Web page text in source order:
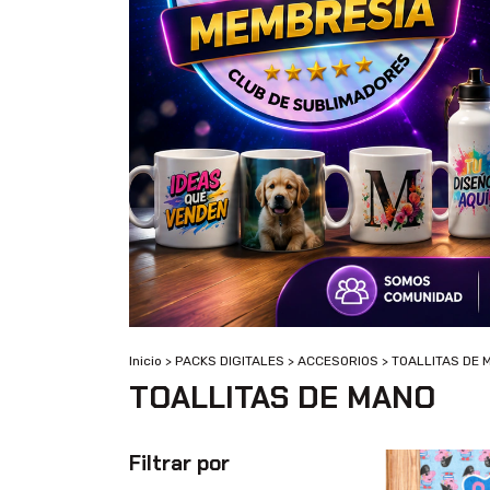
Inicio > PACKS DIGITALES > ACCESORIOS > TOALLITAS DE
TOALLITAS DE MANO
Filtrar por